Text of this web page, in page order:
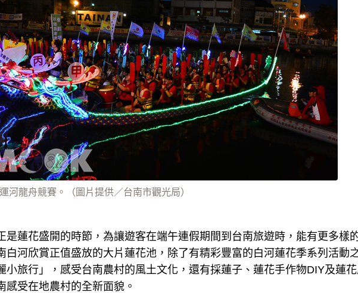
河龍舟競賽。（圖片提供／台南市觀光局）
是蓮花盛開的時節，為讓遊客在端午連假期間到台南旅遊時，能有更多樣
白河欣賞正值盛放的大片蓮花池，除了有精彩豐富的白河蓮花季系列活動
小旅行」，感受台南農村的風土文化，還有採蓮子、蓮花手作物DIY及蓮
感受在地農村的全新面貌。